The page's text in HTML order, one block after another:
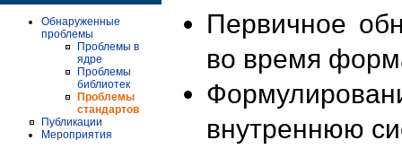
Обнаруженные
проблемы
Проблемы в
ядре
Проблемы
библиотек
Проблемы
стандартов
Публикации
Мероприятия
Первичное
во время
внутреннюю